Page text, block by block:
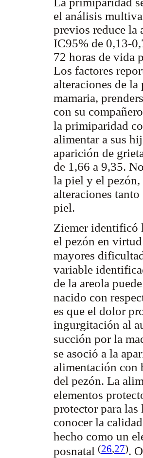
el análisis
previos reduce la
IC95% de 0,13-
72 horas de vida
Los factores
alteraciones de
mamaria,
con su
la primiparidad
alimentar a sus
aparición de
de 1,66 a 9,35.
la piel y el pezón,
alteraciones
piel.
Ziemer identificó
el pezón en
mayores
variable
de la areola
nacido con
es que el dolor
ingurgitación al
succión por la
se asoció a la
alimentación con
del pezón. La
elementos
protector para las
conocer la
hecho como un
posnatal (26,27).